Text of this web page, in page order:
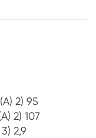
2) 95
2) 107
2,9